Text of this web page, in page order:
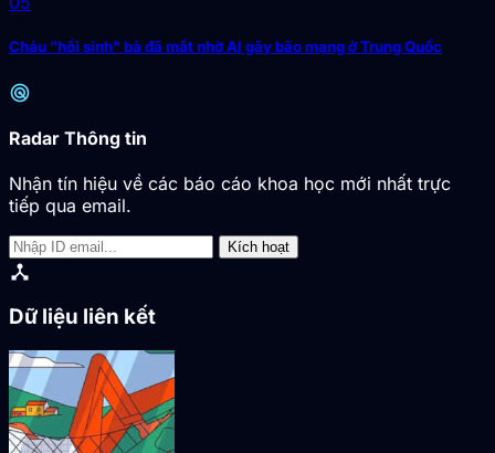
Cháu "hồi sinh" bà đã mất nhờ AI gây bão mạng ở Trung Quốc
radar
Radar Thông tin
Nhận tín hiệu về các báo cáo khoa học mới nhất trực
tiếp qua email.
Kích hoạt
device_hub
Dữ liệu liên kết